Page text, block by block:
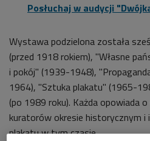
Posłuchaj w audycji
Wystawa podzielona została
(przed 1918 rokiem), "Własne
i pokój" (1939-1948),
1964), "Sztuka plakatu" (1965-
(po 1989 roku). Każda opowiada
kuratorów okresie historycznym
plakatu w tym czasie.